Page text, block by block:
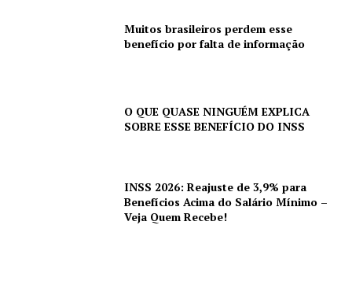
Muitos brasileiros perdem esse
benefício por falta de informação
O QUE QUASE NINGUÉM EXPLICA
SOBRE ESSE BENEFÍCIO DO INSS
INSS 2026: Reajuste de 3,9% para
Benefícios Acima do Salário Mínimo –
Veja Quem Recebe!